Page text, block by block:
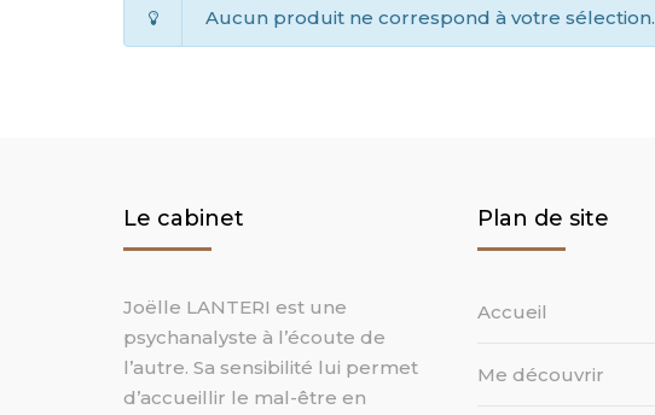
Aucun produit ne correspond à votre sélection.
Le cabinet
Joëlle LANTERI est une
psychanalyste à l’écoute de
l’autre. Sa sensibilité lui permet
d’accueillir le mal-être en
Plan de site
Accueil
Me découvrir